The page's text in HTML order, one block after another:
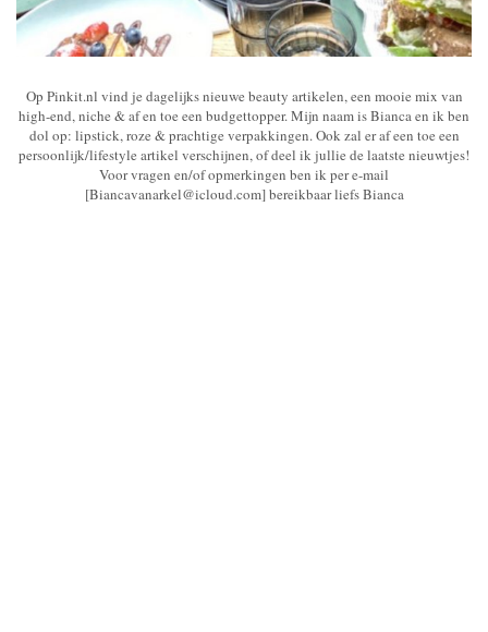
Op Pinkit.nl vind je dagelijks nieuwe beauty artikelen, een mooie mix van
high-end, niche & af en toe een budgettopper. Mijn naam is Bianca en ik ben
dol op: lipstick, roze & prachtige verpakkingen. Ook zal er af een toe een
persoonlijk/lifestyle artikel verschijnen, of deel ik jullie de laatste nieuwtjes!
Voor vragen en/of opmerkingen ben ik per e-mail
[Biancavanarkel@icloud.com] bereikbaar liefs Bianca